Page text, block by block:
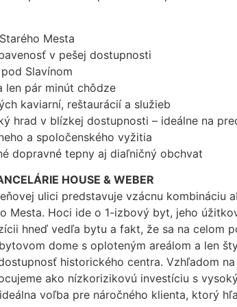
Mesta
v pešej dostupnosti
Slavínom
len pár minút chôdze
kaviarní, reštaurácií a služieb
hrad v blízkej dostupnosti – ideálne na
a spoločenského vyžitia
dopravné tepny aj diaľničný obchvat
HOUSE & WEBER
ulici predstavuje vzácnu kombináciu
Mesta. Hoci ide o 1-izbový byt, jeho
hneď vedľa bytu a fakt, že sa na celom
dome s oploteným areálom a len
historického centra. Vzhľadom
ako nízkorizikovú investíciu s
voľba pre náročného klienta, ktorý